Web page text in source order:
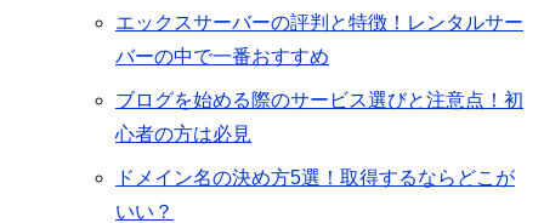
エックスサーバーの評判と特徴！レンタルサー
バーの中で一番おすすめ
ブログを始める際のサービス選びと注意点！初
心者の方は必見
ドメイン名の決め方5選！取得するならどこが
いい？